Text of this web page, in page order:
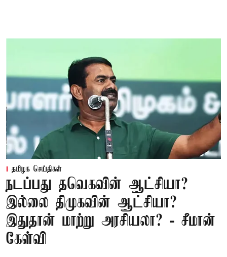
தமிழக செய்திகள்
நடப்பது தவெகவின் ஆட்சியா?
இல்லை திமுகவின் ஆட்சியா?
இதுதான் மாற்று அரசியலா? - சீமான்
கேள்வி